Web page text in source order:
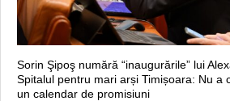
Sorin Şipoş numără “inaugurările” lui
Spitalul pentru mari arși Timișoara: Nu a
un calendar de promisiuni